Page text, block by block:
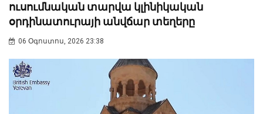
ուսումնական տարվա կլինիկական
օրդինատուրայի անվճար տեղերը
06 Օգոստոս, 2026 23:38